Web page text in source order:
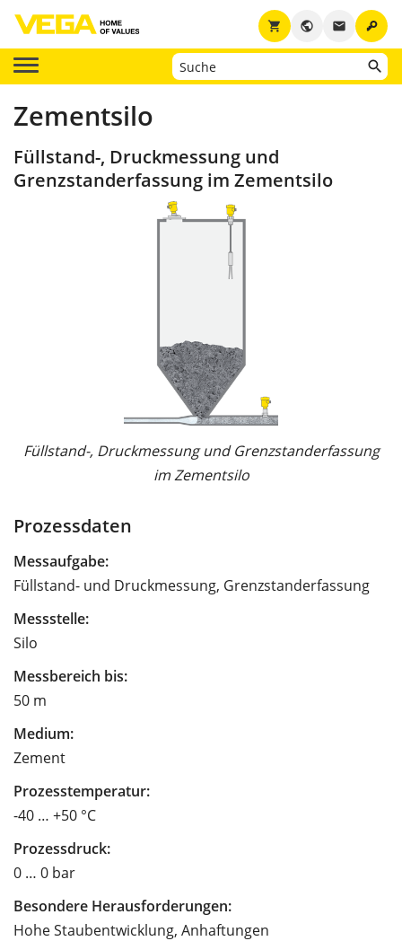
key
email
public
shopping_cart
Zementsilo
Füllstand-, Druckmessung und
Grenzstanderfassung im Zementsilo
Füllstand-, Druckmessung und Grenzstanderfassung
im Zementsilo
Prozessdaten
Messaufgabe:
Füllstand- und Druckmessung, Grenzstanderfassung
Messstelle:
Silo
Messbereich bis:
50 m
Medium:
Zement
Prozesstemperatur:
-40 … +50 °C
Prozessdruck:
0 … 0 bar
Besondere Herausforderungen:
Hohe Staubentwicklung, Anhaftungen